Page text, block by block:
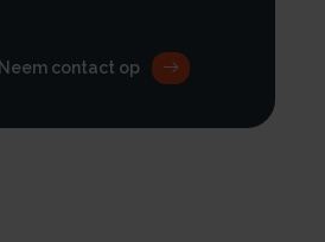
Neem contact op